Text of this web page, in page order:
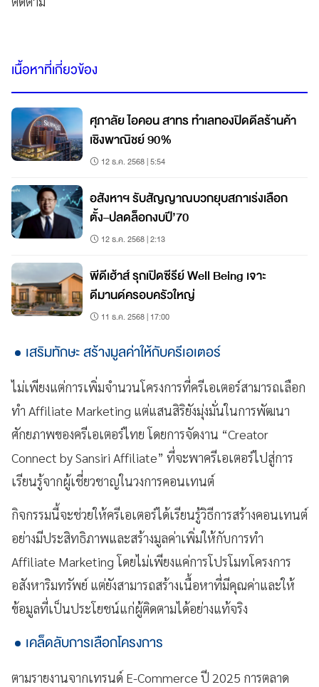
เนื้อหาที่เกี่ยวข้อง
ศุภาลัย ไอคอน สาทร ทำเลทองปิดดีลร้านค้า
เชิงพาณิชย์ 90%
12 ธ.ค. 2568 | 5:54
อสังหาฯ รับสัญญาณบวกยุบสภาเร่งเลือก
ตั้ง–ปลดล็อกงบปี’70
12 ธ.ค. 2568 | 2:13
พีดีเฮ้าส์ รุกเปิดซีรีย์ Well Being เจาะ
ดีมานด์ครอบครัวใหญ่
11 ธ.ค. 2568 | 17:00
เสริมทักษะ สร้างมูลค่าให้กับครีเอเตอร์
ไม่เพียงแต่การเพิ่มจำนวนโครงการที่ครีเอเตอร์สามารถเลือก
ทำ Affiliate Marketing แต่แสนสิริยังมุ่งมั่นในการพัฒนา
ศักยภาพของครีเอเตอร์ไทย โดยการจัดงาน “Creator
Connect by Sansiri Affiliate” ที่จะพาครีเอเตอร์ไปสู่การ
เรียนรู้จากผู้เชี่ยวชาญในวงการคอนเทนต์
กิจกรรมนี้จะช่วยให้ครีเอเตอร์ได้เรียนรู้วิธีการสร้างคอนเทนต์
อย่างมีประสิทธิภาพและสร้างมูลค่าเพิ่มให้กับการทำ
Affiliate Marketing โดยไม่เพียงแค่การโปรโมทโครงการ
อสังหาริมทรัพย์ แต่ยังสามารถสร้างเนื้อหาที่มีคุณค่าและให้
ข้อมูลที่เป็นประโยชน์แก่ผู้ติดตามได้อย่างแท้จริง
เคล็ดลับการเลือกโครงการ
ตามรายงานจากเทรนด์ E-Commerce ปี 2025 การตลาด